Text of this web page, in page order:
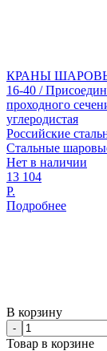
КРАНЫ
16-40 /
проходного
углеродистая
Российские
Стальные
Нет в наличии
13 104
Р.
Подробнее
В корзину
-
Товар в корзине